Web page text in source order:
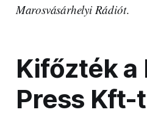
Marosvásárhelyi Rádiót.
Kifőzték a
Press Kft-t